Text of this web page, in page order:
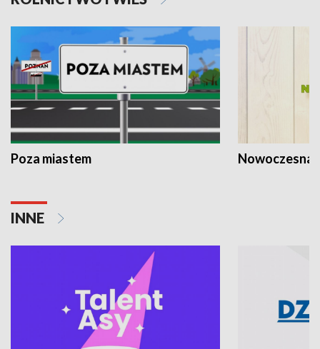
Poza miastem Nowoczesna
INNE